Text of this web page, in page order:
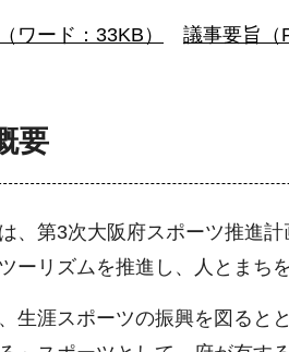
ワード：33KB） 議事要旨（
要
、第3次大阪府スポーツ推進
ーリズムを推進し、人とまち
生涯スポーツの振興を図ると